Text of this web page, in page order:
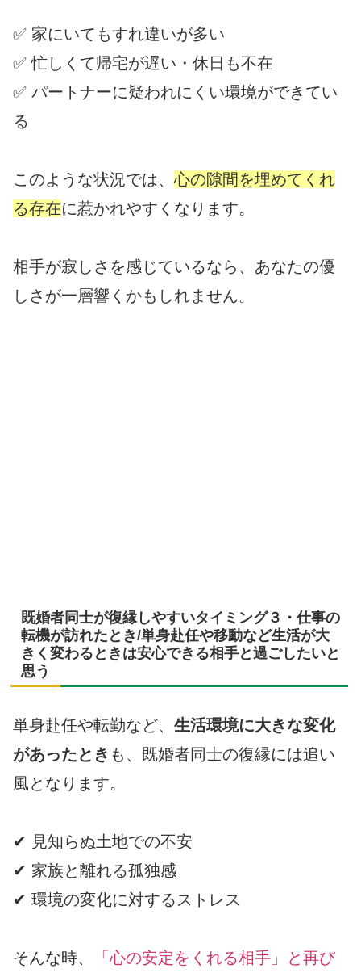
✅ 家にいてもすれ違いが多い
✅ 忙しくて帰宅が遅い・休日も不在
✅ パートナーに疑われにくい環境ができてい
る
このような状況では、心の隙間を埋めてくれ
る存在に惹かれやすくなります。
相手が寂しさを感じているなら、あなたの優
しさが一層響くかもしれません。
既婚者同士が復縁しやすいタイミング３・仕事の
転機が訪れたとき/単身赴任や移動など生活が大
きく変わるときは安心できる相手と過ごしたいと
思う
単身赴任や転勤など、 生活環境に大きな変化
があったとき も、既婚者同士の復縁には追い
風となります。
✔ 見知らぬ土地での不安
✔ 家族と離れる孤独感
✔ 環境の変化に対するストレス
そんな時、 「心の安定をくれる相手」と再び